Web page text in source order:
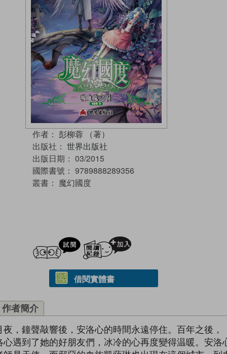
作者： 彭柳蓉 （著）
出版社： 世界出版社
出版日期： 03/2015
國際書號： 9789888289356
叢書： 魔幻國度
試閲
借閱實體書
作者簡介
夜，鐘聲敲響後，安洛心的時間永遠停住。百年之後，
心遇到了她的好朋友們，冰冷的心再度變得温暖。安洛